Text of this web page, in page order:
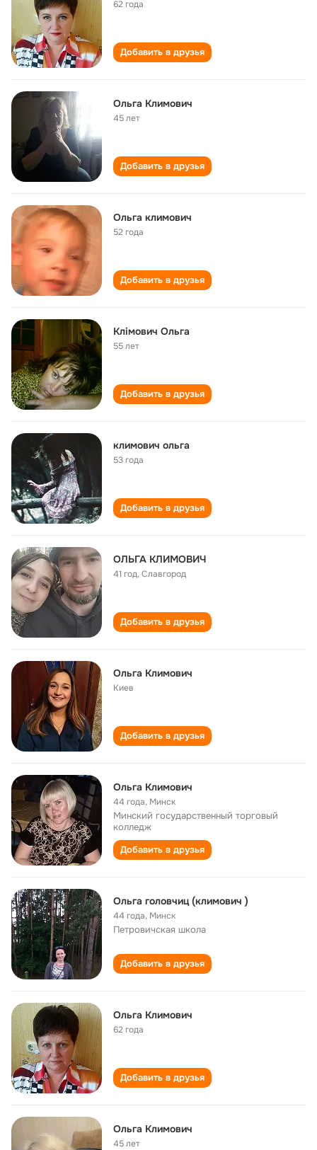
62 года
Добавить в друзья
Ольга Климович
45 лет
Добавить в друзья
Ольга климович
52 года
Добавить в друзья
Клімович Ольга
55 лет
Добавить в друзья
климович ольга
53 года
Добавить в друзья
ОЛЬГА КЛИМОВИЧ
41 год,Славгород
Добавить в друзья
Ольга Климович
Киев
Добавить в друзья
Ольга Климович
44 года, Минск
Минский государственный торговый
колледж
Добавить в друзья
Ольга головчиц (климович )
44 года, Минск
Петровичская школа
Добавить в друзья
Ольга Климович
62 года
Добавить в друзья
Ольга Климович
45 лет